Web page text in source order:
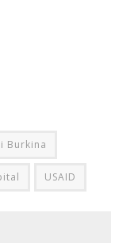
Burkina
USAID